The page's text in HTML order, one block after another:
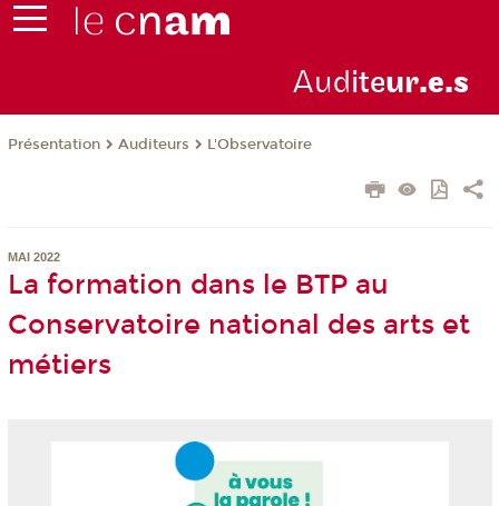
Auditeur.e.s
Présentation Auditeurs L'Observatoire
MAI 2022
La formation dans le BTP au
Conservatoire national des arts et
métiers